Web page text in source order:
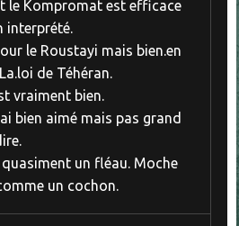
le Kompromat est efficace
interprété.
le Roustayi mais bien.en
de Téhéran.
vraiment bien.
bien aimé mais pas grand
un fléau. Moche
un cochon.